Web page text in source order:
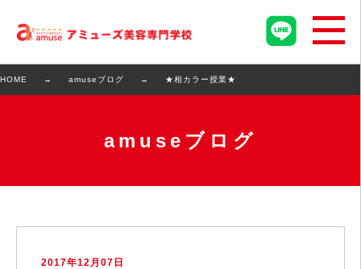
HOME amuseブログ ★相カラー授業★
amuseブログ
2017年12月07日